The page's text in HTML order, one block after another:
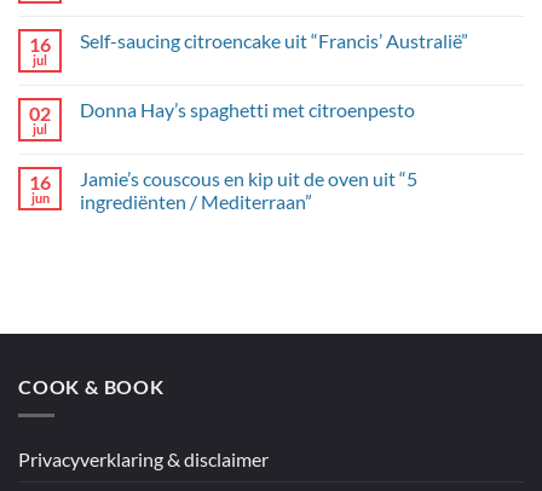
parelcouscous
en
Briljante
16
jul
Self-saucing citroencake uit “Francis’ Australië”
Self-
“Francis’
Australië”
02
jul
Donna Hay’s spaghetti met citroenpesto
Donna
Hay’s
spaghetti
16
jun
Jamie’s couscous en kip uit de oven uit “5
ingrediënten / Mediterraan”
uit
uit
“5
COOK & BOOK
Privacyverklaring & disclaimer